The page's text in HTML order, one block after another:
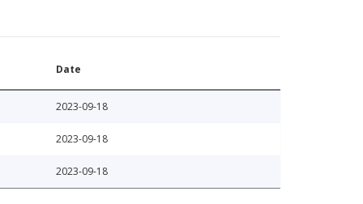
Date
2023-09-18
2023-09-18
2023-09-18